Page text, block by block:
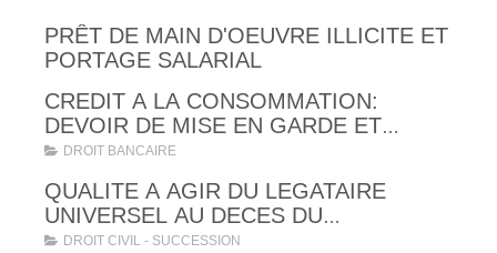
PRÊT DE MAIN D'OEUVRE ILLICITE ET
PORTAGE SALARIAL
CREDIT A LA CONSOMMATION:
DEVOIR DE MISE EN GARDE ET
OBLIGATIONS LEGALES
DE VERIFICATION DE SOLVABILITE
DROIT BANCAIRE
QUALITE A AGIR DU LEGATAIRE
UNIVERSEL AU DECES DU
TESTATEUR
DROIT CIVIL - SUCCESSION